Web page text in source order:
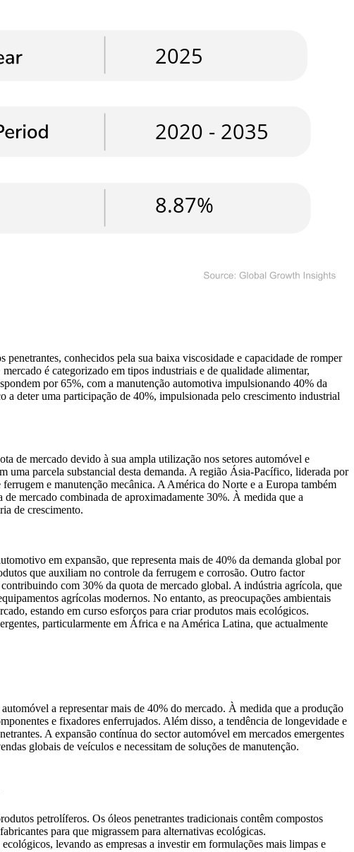
conhecidos pela sua baixa viscosidade e capacidade de romper
é categorizado em tipos industriais e de qualidade alimentar,
por 65%, com a manutenção automotiva impulsionando 40% da
a deter uma participação de 40%, impulsionada pelo crescimento industrial
de mercado devido à sua ampla utilização nos setores automóvel e
parcela substancial desta demanda. A região Ásia-Pacífico, liderada por
e manutenção mecânica. A América do Norte e a Europa também
mercado combinada de aproximadamente 30%. À medida que a
de crescimento.
em expansão, que representa mais de 40% da demanda global por
que auxiliam no controle da ferrugem e corrosão. Outro factor
com 30% da quota de mercado global. A indústria agrícola, que
agrícolas modernos. No entanto, as preocupações ambientais
estando em curso esforços para criar produtos mais ecológicos.
particularmente em África e na América Latina, que actualmente
a representar mais de 40% do mercado. À medida que a produção
e fixadores enferrujados. Além disso, a tendência de longevidade e
A expansão contínua do sector automóvel em mercados emergentes
globais de veículos e necessitam de soluções de manutenção.
petrolíferos. Os óleos penetrantes tradicionais contêm compostos
para que migrassem para alternativas ecológicas.
levando as empresas a investir em formulações mais limpas e